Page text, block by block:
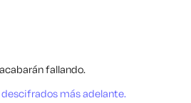
fallando.
más adelante.